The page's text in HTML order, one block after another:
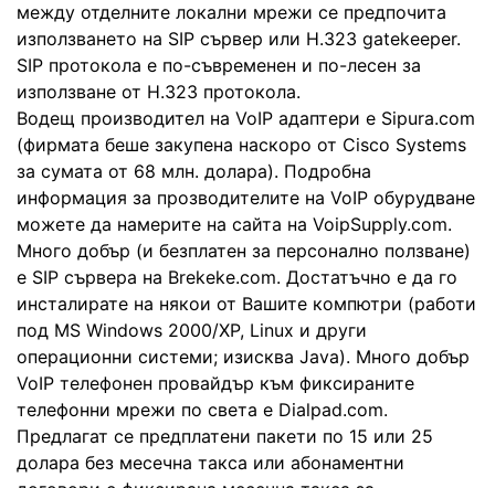
между отделните локални мрежи се предпочита
използването на SIP сървер или H.323 gatekeeper.
SIP протокола е по-съвременен и по-лесен за
използване от H.323 протокола.
Водещ производител на VoIP адаптери е Sipura.com
(фирмата беше закупена наскоро от Cisco Systems
за сумата от 68 млн. долара). Подробна
информация за прозводителите на VoIP обурудване
можете да намерите на сайта на VoipSupply.com.
Много добър (и безплатен за персонално ползване)
е SIP сървера на Brekeke.com. Достатъчно е да го
инсталирате на някои от Вашите компютри (работи
под MS Windows 2000/XP, Linux и други
операционни системи; изисква Java). Много добър
VoIP телефонен провайдър към фиксираните
телефонни мрежи по света е Dialpad.com.
Предлагат се предплатени пакети по 15 или 25
долара без месечна такса или абонаментни